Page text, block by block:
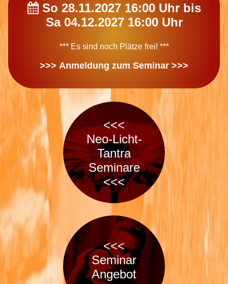
So 28.11.2027 16:00 Uhr bis
Sa 04.12.2027 16:00 Uhr
*** Es sind noch Plätze frei! ***
>>> Anmeldung zum Seminar >>>
<<<
Neo-Licht-
Tantra
Seminare
<<<
<<<
Seminar
Angebot